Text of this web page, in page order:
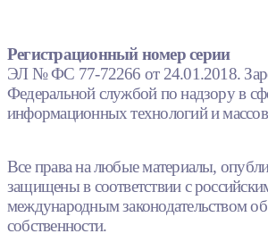
Регистрационный номер серии
ЭЛ № ФС 77-72266 от 24.01.2018.
Федеральной службой по надзору в
информационных технологий и
Все права на любые материалы,
защищены в соответствии с
международным законодательством об
собственности.